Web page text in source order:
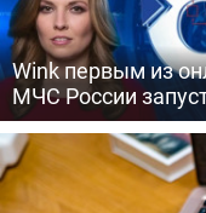
Wink первым из
МЧС России